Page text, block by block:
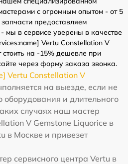
с огромным опытом - от 5
предоставляем
мы в сервисе уверены в качестве
Vertu Constellation V
стоить на -15% дешевле при
через форму заказа звонка.
Vertu Constellation V
на выезде, если не
оборудования и длительного
случаях наш мастер
V Gemstone Liquorice в
в Москве и привезет
сервисного центра Vertu в